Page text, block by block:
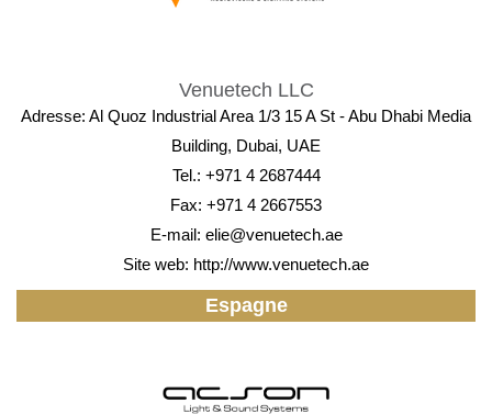
Venuetech LLC
Adresse: Al Quoz Industrial Area 1/3 15 A St - Abu Dhabi Media
Building, Dubai, UAE
Tel.: +971 4 2687444
Fax: +971 4 2667553
E-mail: elie@venuetech.ae
Site web: http://www.venuetech.ae
Espagne